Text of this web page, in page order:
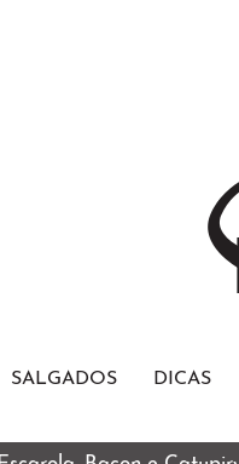
SALGADOS DICAS